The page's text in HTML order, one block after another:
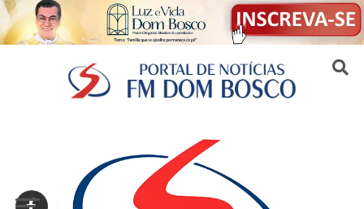
Sair da versão mobile